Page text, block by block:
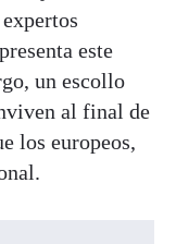
este
un escollo
al final de
los europeos,